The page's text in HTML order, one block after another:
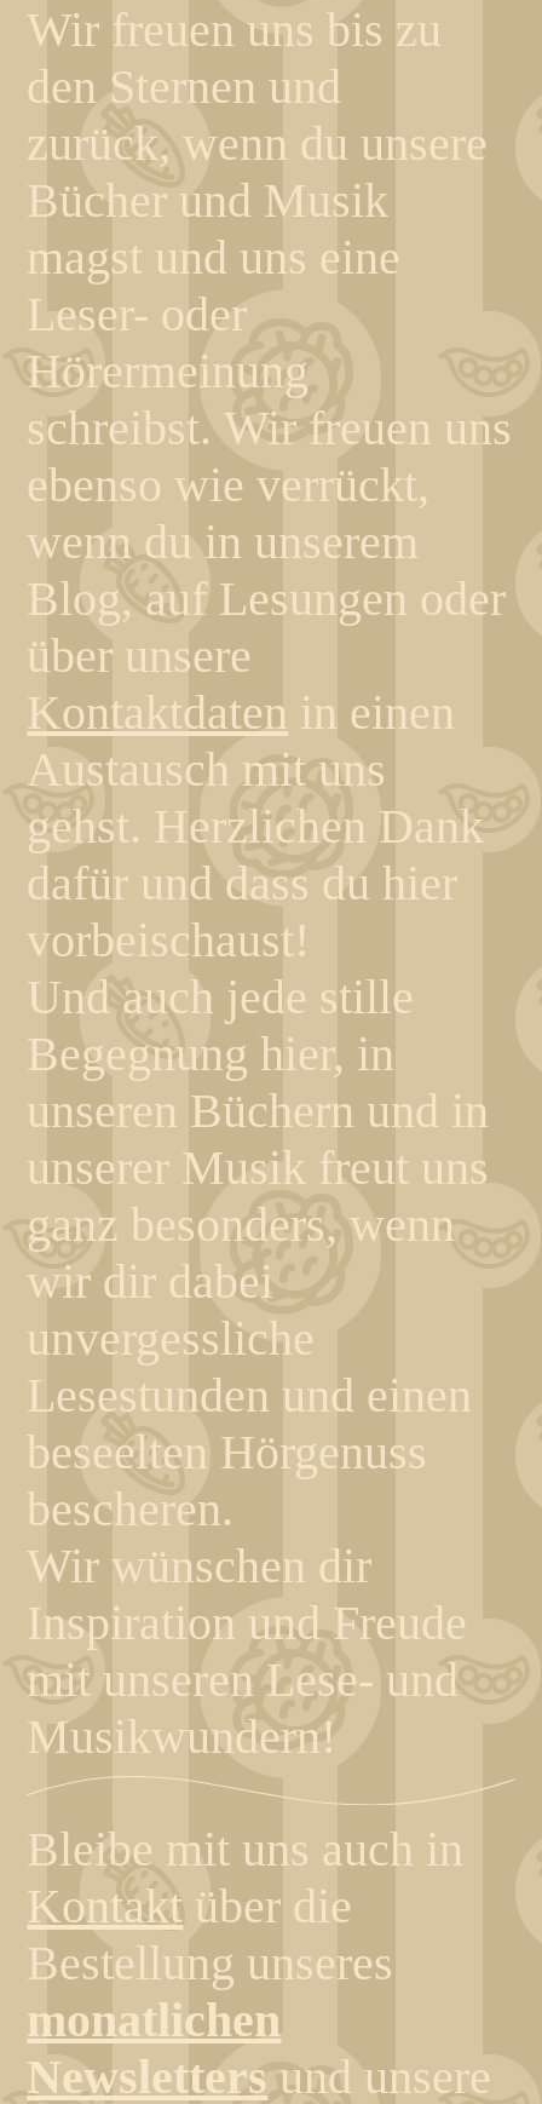
Wir freuen uns bis zu
den Sternen und
zurück, wenn du unsere
Bücher und Musik
magst und uns eine
Leser- oder
Hörermeinung
schreibst. Wir freuen uns
ebenso wie verrückt,
wenn du in unserem
Blog, auf Lesungen oder
über unsere
Kontaktdaten in einen
Austausch mit uns
gehst. Herzlichen Dank
dafür und dass du hier
vorbeischaust!
Und auch jede stille
Begegnung hier, in
unseren Büchern und in
unserer Musik freut uns
ganz besonders, wenn
wir dir dabei
unvergessliche
Lesestunden und einen
beseelten Hörgenuss
bescheren.
Wir wünschen dir
Inspiration und Freude
mit unseren Lese- und
Musikwundern!
Bleibe mit uns auch in
Kontakt über die
Bestellung unseres
monatlichen
Newsletters und unsere